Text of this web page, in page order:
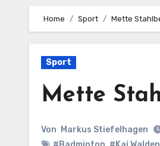
Home Sport Mette
Sport
Mette
Von Markus Stiefelhagen